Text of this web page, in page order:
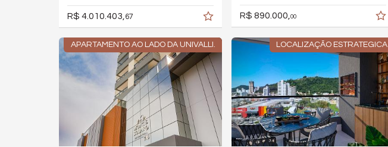
R$ 4.010.403, 67 R$ 890.000, 00
APARTAMENTO AO LADO DA UNIVALLI. LOCALIZAÇÃO ESTRATEGICA